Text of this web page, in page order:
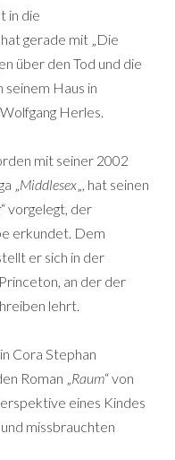
in die
gerade mit „Die
über den Tod und die
Haus in
Herles.
mit seiner 2002
„Middlesex„, hat seinen
“ vorgelegt, der
erkundet. Dem
er sich in der
an der der
lehrt.
Cora Stephan
Roman „Raum“ von
eines Kindes
missbrauchten